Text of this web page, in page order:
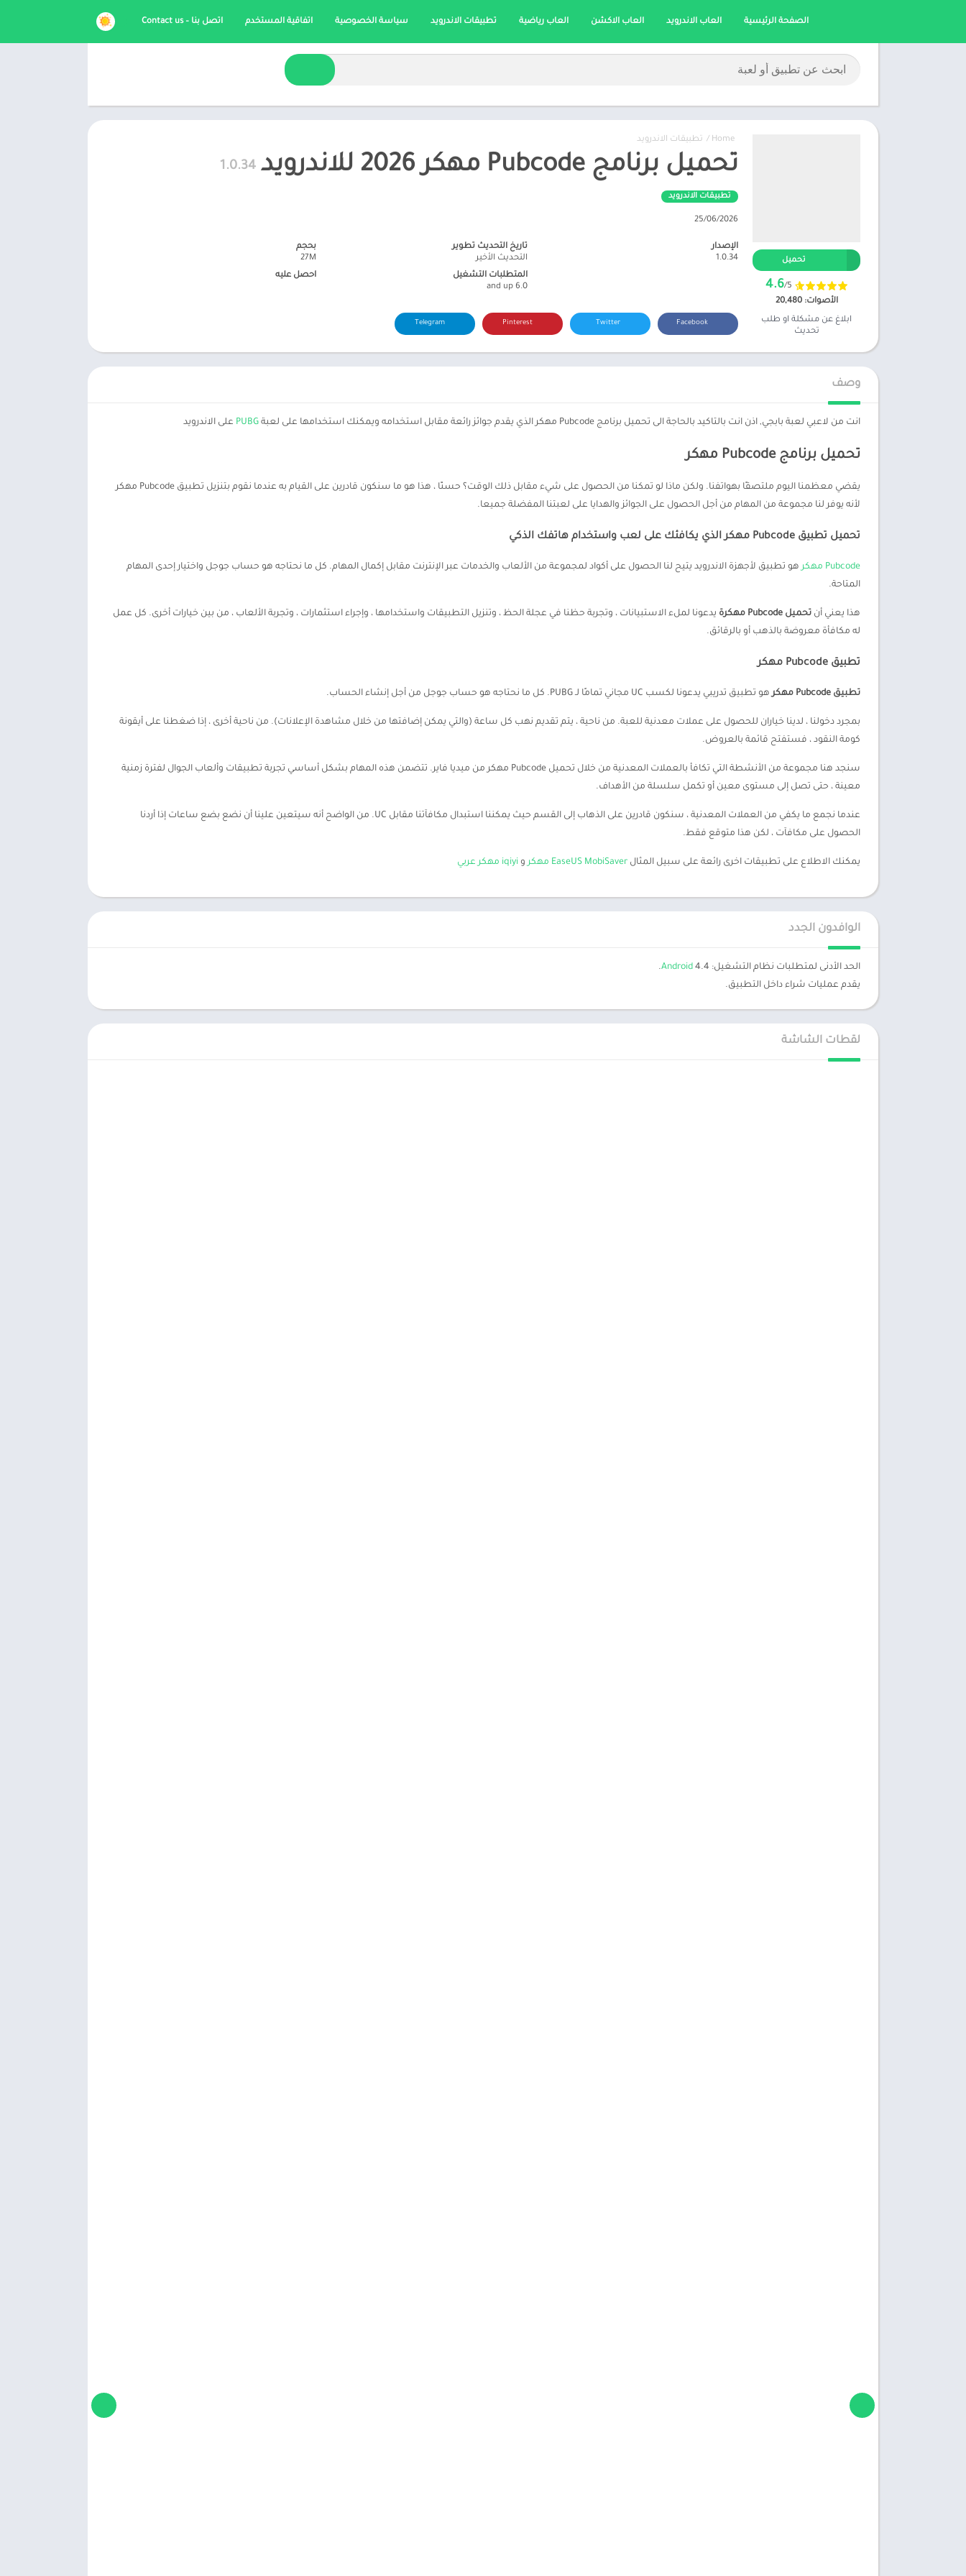
الصفحة الرئيسية العاب الاندرويد العاب الاكشن العاب رياضية تطبيقات الاندرويد سياسة الخصوصية اتفاقية المستخدم اتصل بنا – Contact us
Home
/ تطبيقات الاندرويد
تحميل برنامج Pubcode مهكر 2026 للاندرويد 1.0.34
تطبيقات الاندرويد
25/06/2026
تحميل
4.6/5
الأصوات: 20,480
ابلاغ عن مشكلة او طلب
تحديث
الإصدار
1.0.34
تاريخ التحديث تطوير
التحديث الأخير
المتطلبات التشغيل
6.0 and up
بحجم
27M
احصل عليه
وصف
انت من لاعبي لعبة بابجي, اذن انت بالتاكيد بالحاجة الى تحميل برنامج Pubcode مهكر الذي يقدم جوائز رائعة مقابل استخدامه ويمكنك استخدامها على لعبة PUBG على الاندرويد
تحميل برنامج Pubcode مهكر
يقضي معظمنا اليوم ملتصقًا بهواتفنا. ولكن ماذا لو تمكنا من الحصول على شيء مقابل ذلك الوقت؟ حسنًا ، هذا هو ما سنكون قادرين على القيام به عندما نقوم بتنزيل تطبيق Pubcode مهكر
لأنه يوفر لنا مجموعة من المهام من أجل الحصول على الجوائز والهدايا على لعبتنا المفضلة جميعا.
تحميل تطبيق Pubcode مهكر الذي يكافئك على لعب واستخدام هاتفك الذكي
Pubcode مهكر
هو تطبيق لأجهزة الاندرويد يتيح لنا الحصول على أكواد لمجموعة من الألعاب والخدمات عبر الإنترنت مقابل إكمال المهام. كل ما نحتاجه هو حساب جوجل واختيار إحدى المهام
المتاحة.
هذا يعني أن تحميل Pubcode مهكرة
يدعونا لملء الاستبيانات ، وتجربة حظنا في عجلة الحظ ، وتنزيل التطبيقات واستخدامها ، وإجراء استثمارات ، وتجربة الألعاب ، من بين خيارات أخرى. كل عمل
له مكافأة معروضة بالذهب أو بالرقائق.
تطبيق Pubcode مهكر
تطبيق Pubcode مهكر هو تطبيق تدريبي يدعونا لكسب UC مجاني تمامًا لـ PUBG. كل ما نحتاجه هو حساب جوجل من أجل إنشاء الحساب.
بمجرد دخولنا ، لدينا خياران للحصول على عملات معدنية للعبة. من ناحية ، يتم تقديم نهب كل ساعة (والتي يمكن إضافتها من خلال مشاهدة الإعلانات). من ناحية أخرى ، إذا ضغطنا على أيقونة
كومة النقود ، فستفتح قائمة بالعروض.
سنجد هنا مجموعة من الأنشطة التي تكافأ بالعملات المعدنية من خلال تحميل Pubcode مهكر من ميديا فاير. تتضمن هذه المهام بشكل أساسي تجربة تطبيقات وألعاب الجوال لفترة زمنية
معينة ، حتى تصل إلى مستوى معين أو تكمل سلسلة من الأهداف.
عندما نجمع ما يكفي من العملات المعدنية ، سنكون قادرين على الذهاب إلى القسم حيث يمكننا استبدال مكافآتنا مقابل UC. من الواضح أنه سيتعين علينا أن نضع بضع ساعات إذا أردنا
الحصول على مكافآت ، لكن هذا متوقع فقط.
يمكنك الاطلاع على تطبيقات اخرى رائعة على سبيل المثال EaseUS MobiSaver مهكر و iqiyi مهكر عربي
الوافدون الجدد
الحد الأدنى لمتطلبات نظام التشغيل: Android 4.4.
يقدم عمليات شراء داخل التطبيق.
لقطات الشاشة